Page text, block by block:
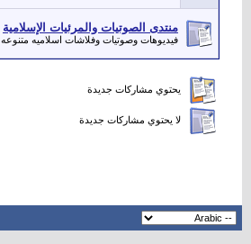
منتدى الصوتيات والمرئيات الإسلامية
فيديوهات وصوتيات وفلاشات اسلاميه متنوعه
يحتوي مشاركات جديدة
لا يحتوي مشاركات جديدة